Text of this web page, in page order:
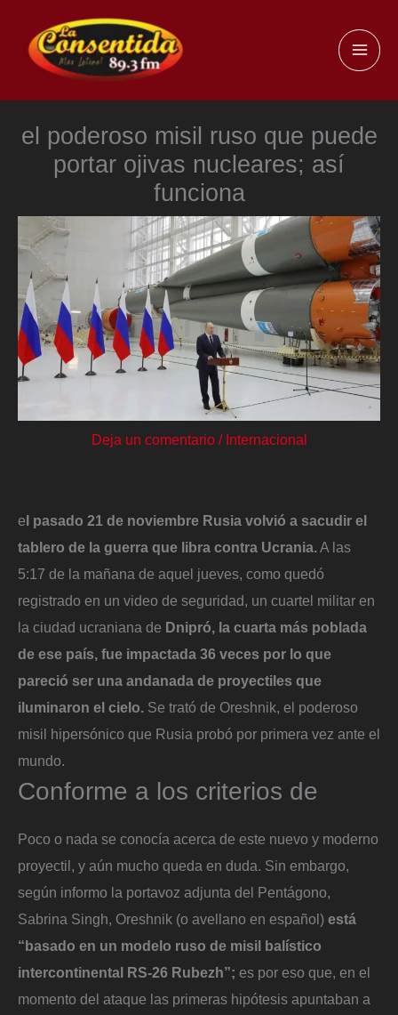
contenido
el poderoso misil ruso que puede
portar ojivas nucleares; así
funciona
Deja un comentario / Internacional
e l pasado 21 de noviembre Rusia volvió a sacudir el
tablero de la guerra que libra contra Ucrania.A las
5:17 de la mañana de aquel jueves, como quedó
registrado en un video de seguridad, un cuartel militar en
la ciudad ucraniana de Dnipró, la cuarta más poblada
de ese país, fue impactada 36 veces por lo que
pareció ser una andanada de proyectiles que
iluminaron el cielo. Se trató de Oreshnik, el poderoso
misil hipersónico que Rusia probó por primera vez ante el
mundo.
Conforme a los criterios de
Poco o nada se conocía acerca de este nuevo y moderno
proyectil, y aún mucho queda en duda. Sin embargo,
según informo la portavoz adjunta del Pentágono,
Sabrina Singh, Oreshnik (o avellano en español) está
“basado en un modelo ruso de misil balístico
intercontinental RS-26 Rubezh”; es por eso que, en el
momento del ataque las primeras hipótesis apuntaban a